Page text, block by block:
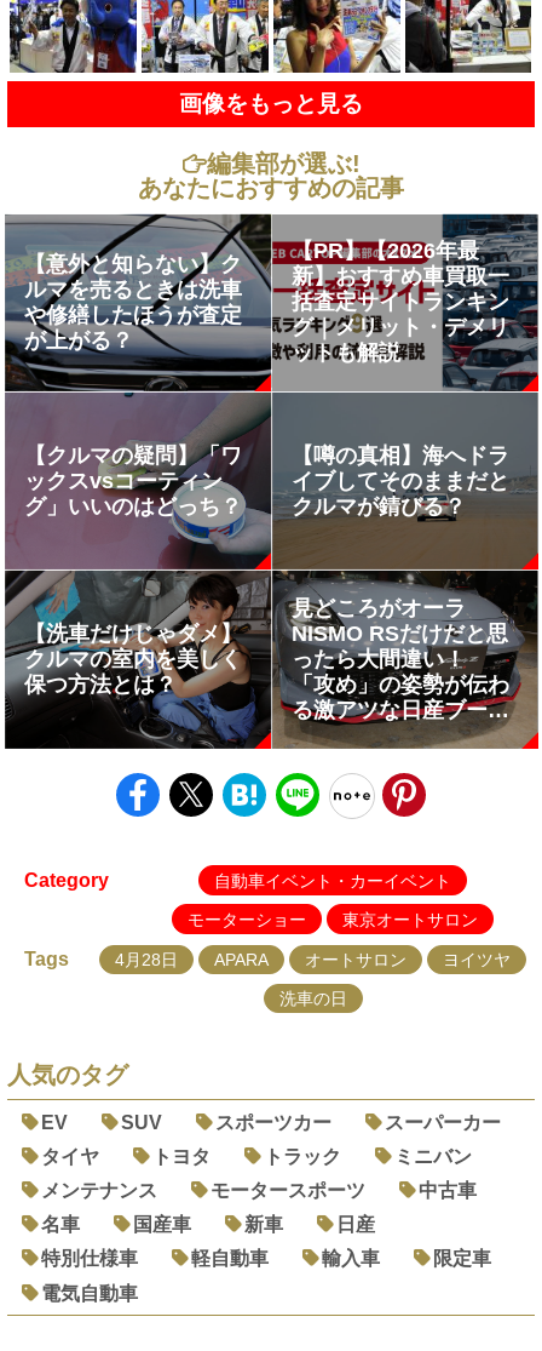
画像をもっと見る
編集部が選ぶ!
あなたにおすすめの記事
【意外と知らない】ク
ルマを売るときは洗車
や修繕したほうが査定
が上がる？
【PR】【2026年最
新】おすすめ車買取一
括査定サイトランキン
グ｜メリット・デメリ
ットも解説
【クルマの疑問】「ワ
ックスvsコーティン
グ」いいのはどっち？
【噂の真相】海へドラ
イブしてそのままだと
クルマが錆びる？
【洗車だけじゃダメ】
クルマの室内を美しく
保つ方法とは？
見どころがオーラ
NISMO RSだけだと思
ったら大間違い！
「攻め」の姿勢が伝わ
る激アツな日産ブース
を全部見せ【東京オー
Category
自動車イベント・カーイベント
モーターショー
東京オートサロン
Tags 4月28日 APARA オートサロン
ヨイツヤ
洗車の日
人気のタグ
EV SUV スポーツカー
スーパーカー
タイヤ
トヨタ トラック
ミニバン
メンテナンス
モータースポーツ
中古車
名車
国産車 新車
日産
特別仕様車
軽自動車 輸入車
限定車
電気自動車